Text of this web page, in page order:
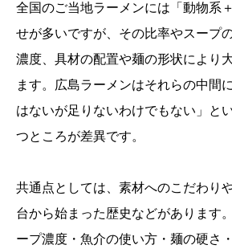
全国のご当地ラーメンには「動物系
せが多いですが、その比率やスープ
濃度、具材の配置や麺の形状により
ます。広島ラーメンはそれらの中間
はないが足りないわけでもない」と
つところが差異です。
共通点としては、素材へのこだわり
台から始まった歴史などがあります
ープ濃度・魚介の使い方・麺の硬さ